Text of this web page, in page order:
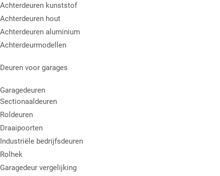
Achterdeuren kunststof
Achterdeuren hout
Achterdeuren aluminium
Achterdeurmodellen
Deuren voor garages
Garagedeuren
Sectionaaldeuren
Roldeuren
Draaipoorten
Industriële bedrijfsdeuren
Rolhek
Garagedeur vergelijking